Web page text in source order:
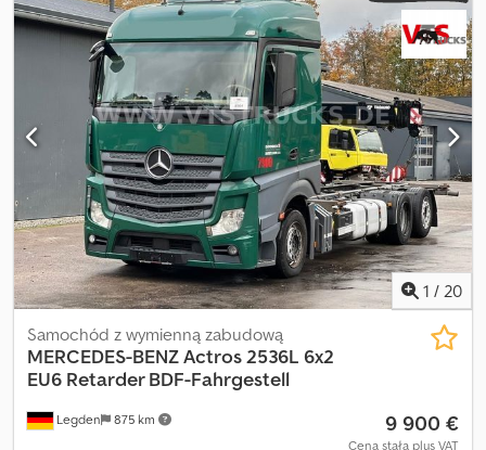
laminowanej o grubości 20 mm - Narożniki kontenerowe górne i
dolne - Możliwość piętrowania do 3 poziomów - Obsługa za
pomocą dźwigu i wózka widłowego Wymiary zewnętrzne
kontenera magazynowego 10 ft (dł. x szer. x wys.): 2991 x 2438 x
2591 mm Masa własna: 825 kg, ładowność: 10 000 kg Dostępny
również jako kontener magazynowy 8 ft, cena € 2790,- netto.
Specyfikacja jak powyżej, Wymiary zewnętrzne kontenera
magazynowego 8 ft (dł. x szer. x wys.): 2438 x 2200 x 2260 mm
Dsdpsf Nzxlsfx Ahijck Masa własna: 630 kg, ładowność: 3500 kg
Cena zakupu loco załadunek 26810 Westoverledingen. Dostawa
możliwa za dopłatą. Zapytania dotyczące kosztów dostawy
prosimy kierować mailowo, podając kod pocztowy miejsca
dostawy.
1 / 20
Legden 875 km
Samochód z wymienną zabudową
MERCEDES-BENZActros 2536L 6x2
EU6 Retarder BDF-Fahrgestell
9 900 €
Cena stała plus VAT